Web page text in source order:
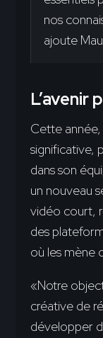
nos
ajoute
L’avenir
Cette
significative,
dans son
un nouveau
vidéo court,
des
où les mène
«Notre
créative de
développer